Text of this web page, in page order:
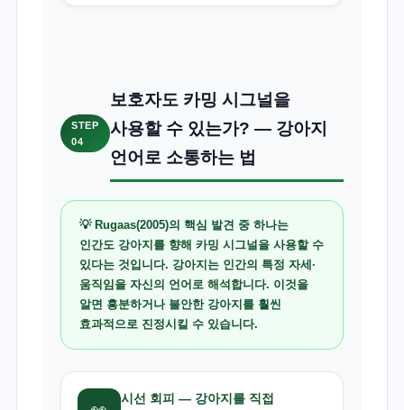
STEP
04
보호자도 카밍 시그널을
사용할 수 있는가? — 강아지
언어로 소통하는 법
💡 Rugaas(2005)의 핵심 발견 중 하나는
인간도 강아지를 향해 카밍 시그널을 사용할 수
있다는 것입니다. 강아지는 인간의 특정 자세·
움직임을 자신의 언어로 해석합니다. 이것을
알면 흥분하거나 불안한 강아지를 훨씬
효과적으로 진정시킬 수 있습니다.
시선 회피 — 강아지를 직접